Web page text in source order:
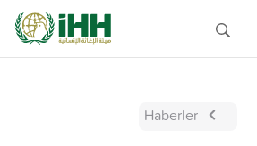
Haberler